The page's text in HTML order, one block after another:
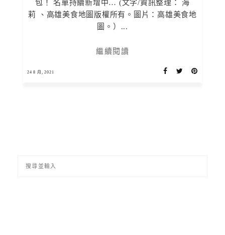
包！ 名單持續新增中… (文字/資訊整理： 海
莉 、高雄美食地圖版權所有。圖片：高雄美食地
圖。）...
繼續閱讀
24 8 月, 2021